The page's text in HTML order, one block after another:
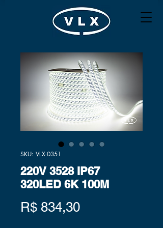
SKU: VLX-0351
220V 3528 IP67
320LED 6K 100M
R$ 834,30Preço